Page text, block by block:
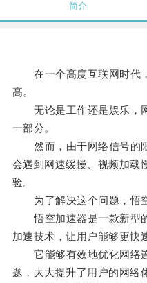
简介
在一个高度互联网时代
高。
无论是工作还是娱乐，
一部分。
然而，由于网络信号的
会遇到网速缓慢、视频加载
验。
为了解决这个问题，悟空
悟空加速器是一款新型
加速技术，让用户能够更快
它能够有效地优化网络
题，大大提升了用户的网络